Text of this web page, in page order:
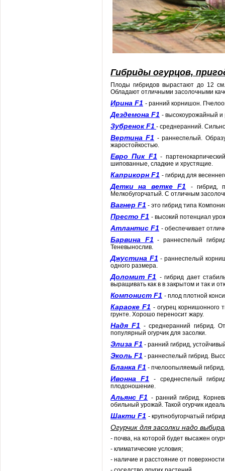
Гибриды огурцов,
Плоды гибридов вырастают до 12
Обладают отличными засолочными
Ирина F1 - ранний корнишон.
Дездемона F1 - высокоурожайный
Зубренок F1 - среднеранний.
Вертина F1 - раннеспелый.
жаростойкостью.
Евро Пик F1 -
шипованные, сладкие и хрустящие.
Каприкорн F1 - гибрид для
Детки на ветке F1
- гибрид,
Мелкобугорчатый. С отличным
Вагнер F1 - это гибрид типа
Престо F1 - высокий потенциал
Атлантис F1 - обеспечивает
Барвина F1 - раннеспелый
Теневынослив.
Джустина F1 - раннеспелый
одного размера.
Доломит F1 - гибрид дает
выращивать как в в закрытом и так и
Компонист F1 - плод плотной
Караоке F1 - огурец корнишонного
грунте. Хорошо переносит жару.
Надя F1 - среднеранний гибрид.
популярный огурчик для засолки.
Элиза F1 - ранний гибрид,
Эколь F1 - раннеспелый гибрид.
Бланка F1 - пчелоопыляемый
Ивонна F1
- среднеспелый
плодоношение.
Альянс F1 - ранний гибрид.
обильный урожай. Такой огурчик
Шакти F1 - крупнобугорчатый
Огурчик для засолки надо
- почва, на которой будет высажен
- климатические условия;
- наличие и расстояние от